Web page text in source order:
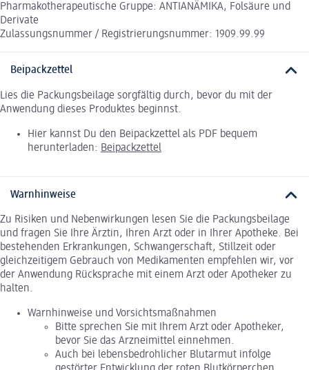
Pharmakotherapeutische Gruppe: ANTIANÄMIKA, Folsäure und
Derivate
Zulassungsnummer / Registrierungsnummer: 1909.99.99
Beipackzettel
Lies die Packungsbeilage sorgfältig durch, bevor du mit der
Anwendung dieses Produktes beginnst.
Hier kannst Du den Beipackzettel als PDF bequem
herunterladen: Beipackzettel
Warnhinweise
Zu Risiken und Nebenwirkungen lesen Sie die Packungsbeilage
und fragen Sie Ihre Ärztin, Ihren Arzt oder in Ihrer Apotheke. Bei
bestehenden Erkrankungen, Schwangerschaft, Stillzeit oder
gleichzeitigem Gebrauch von Medikamenten empfehlen wir, vor
der Anwendung Rücksprache mit einem Arzt oder Apotheker zu
halten.
Warnhinweise und Vorsichtsmaßnahmen
Bitte sprechen Sie mit Ihrem Arzt oder Apotheker,
bevor Sie das Arzneimittel einnehmen.
Auch bei lebensbedrohlicher Blutarmut infolge